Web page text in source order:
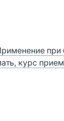
при
курс